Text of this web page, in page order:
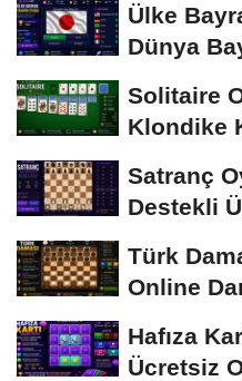
Ülke
Dünya
Solitaire
Klondike
Satranç
Destekli
Türk
Online
Hafıza
Ücretsiz